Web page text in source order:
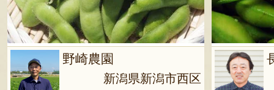
野崎農園
新潟県新潟市西区